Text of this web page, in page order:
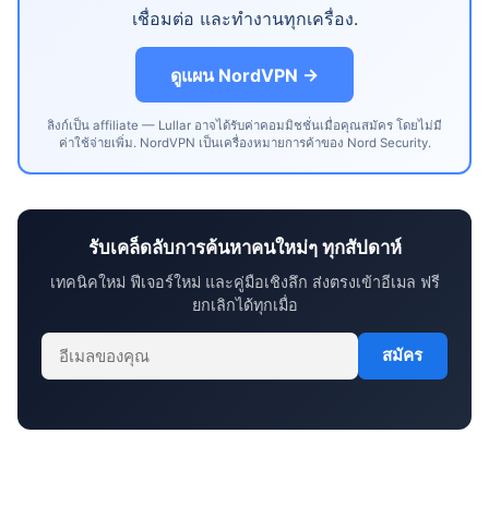
เชื่อมต่อ และทำงานทุกเครื่อง.
ดูแผน NordVPN →
ลิงก์เป็น affiliate — Lullar อาจได้รับค่าคอมมิชชั่นเมื่อคุณสมัคร โดยไม่มี
ค่าใช้จ่ายเพิ่ม. NordVPN เป็นเครื่องหมายการค้าของ Nord Security.
รับเคล็ดลับการค้นหาคนใหม่ๆ ทุกสัปดาห์
เทคนิคใหม่ ฟีเจอร์ใหม่ และคู่มือเชิงลึก ส่งตรงเข้าอีเมล ฟรี
ยกเลิกได้ทุกเมื่อ
สมัคร